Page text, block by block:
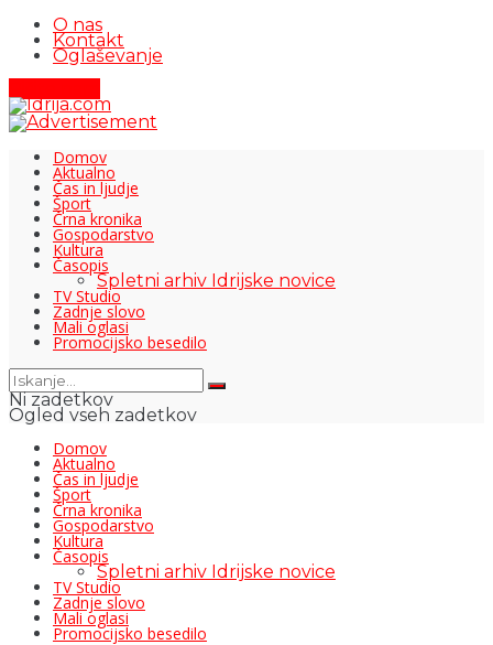
O nas
Kontakt
Oglaševanje
Domov
Aktualno
Čas in ljudje
Šport
Črna kronika
Gospodarstvo
Kultura
Časopis
Spletni arhiv Idrijske novice
TV Studio
Zadnje slovo
Mali oglasi
Promocijsko besedilo
Ni zadetkov
Ogled vseh zadetkov
Domov
Aktualno
Čas in ljudje
Šport
Črna kronika
Gospodarstvo
Kultura
Časopis
Spletni arhiv Idrijske novice
TV Studio
Zadnje slovo
Mali oglasi
Promocijsko besedilo